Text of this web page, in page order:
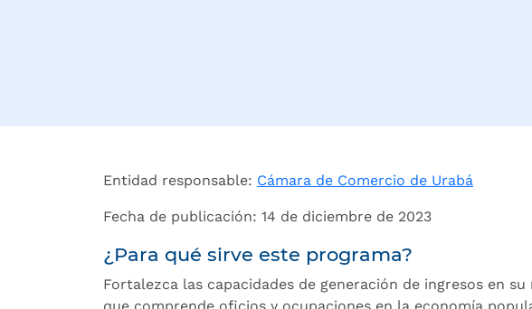
Entidad responsable: Cámara de Comercio de Urabá
Fecha de publicación: 14 de diciembre de 2023
¿Para qué sirve este programa?
Fortalezca las capacidades de generación de ingresos en